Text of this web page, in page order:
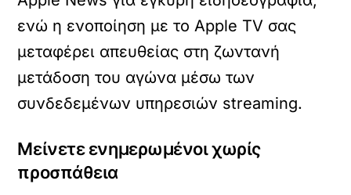
ενώ η ενοποίηση με το Apple TV σας
μεταφέρει απευθείας στη ζωντανή
μετάδοση του αγώνα μέσω των
συνδεδεμένων υπηρεσιών streaming.
Μείνετε ενημερωμένοι χωρίς
προσπάθεια